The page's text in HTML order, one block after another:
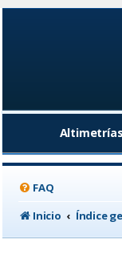
Altimetrías
FAQ
Inicio
Índice